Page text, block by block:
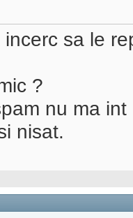
sa le
?
nu ma
nisat.